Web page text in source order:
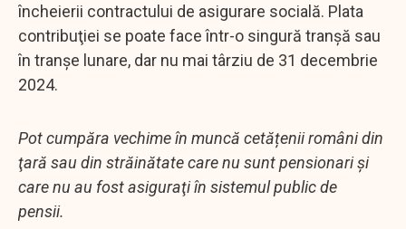
încheierii contractului de asigurare socială. Plata
contribuţiei se poate face într-o singură tranşă sau
în tranşe lunare, dar nu mai târziu de 31 decembrie
2024.
Pot cumpăra vechime în muncă cetățenii români din
ţară sau din străinătate care nu sunt pensionari şi
care nu au fost asiguraţi în sistemul public de
pensii.